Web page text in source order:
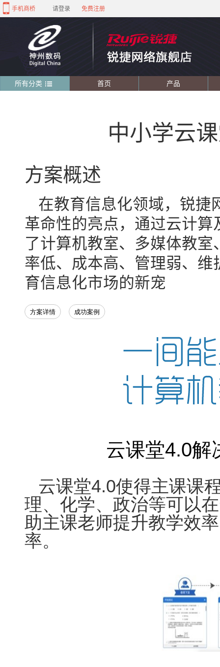
手机商桥 请登录 免费注册
所有分类 首页 产品
中小学云
方案概述
在教育信息化领域，锐
革命性的亮点，通过云计
了计算机教室、多媒体教
率低、成本高、管理弱、
育信息化市场的新宠
方案详情 成功案例
云课堂4.0解
云课堂4.0使得主课课
理、化学、政治等可以
助主课老师提升教学效
率。